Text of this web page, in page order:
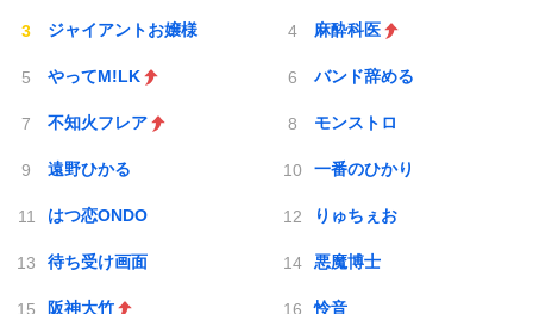
ジャイアントお嬢様 麻酔科医
やってM!LK バンド辞める
不知火フレア モンストロ
遠野ひかる 一番のひかり
はつ恋ONDO りゅちぇお
待ち受け画面 悪魔博士
阪神大竹 怜音